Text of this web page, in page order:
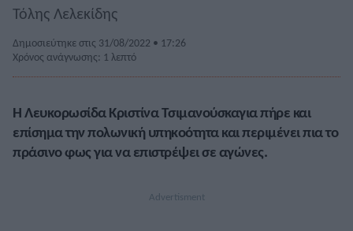
Τόλης Λελεκίδης
Δημοσιεύτηκε στις 31/08/2022 • 17:26
Χρόνος ανάγνωσης: 1 λεπτό
Η Λευκορωσίδα Κριστίνα Τσιμανούσκαγια πήρε και
επίσημα την πολωνική υπηκοότητα και περιμένει πια το
πράσινο φως για να επιστρέψει σε αγώνες.